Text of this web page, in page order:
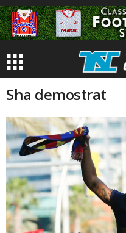
Sha demostrat